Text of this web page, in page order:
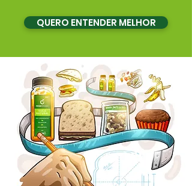
QUERO ENTENDER MELHOR